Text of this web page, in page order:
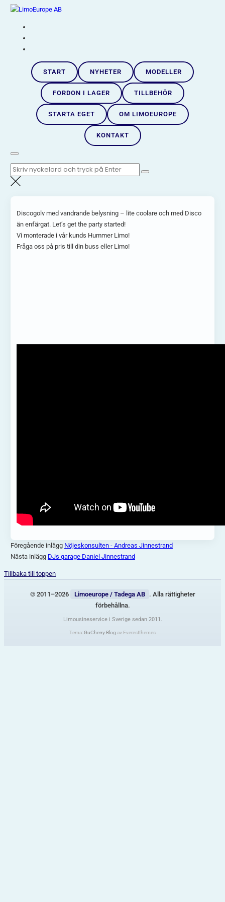
Hoppa
LimoEurope AB
Skandinaviens största limousineimportör |
START NYHETER MODELLER
FORDON I LAGER TILLBEHÖR
STARTA EGET OM LIMOEUROPE
KONTAKT
Sök
efter:
Discogolv med vandrande belysning – lite coolare och med Disco
än enfärgat. Let’s get the party started!
Vi monterade i vår kunds Hummer Limo!
Fråga oss på pris till din buss eller Limo!
Föregående inlägg Nöjeskonsulten - Andreas Jinnestrand
Nästa inlägg DJs garage Daniel Jinnestrand
Tillbaka till toppen
© 2011–2026 Limoeurope / Tadega AB
. Alla rättigheter
förbehållna.
Limousineservice i Sverige sedan 2011.
Tema:GuCherry Blog av Everestthemes